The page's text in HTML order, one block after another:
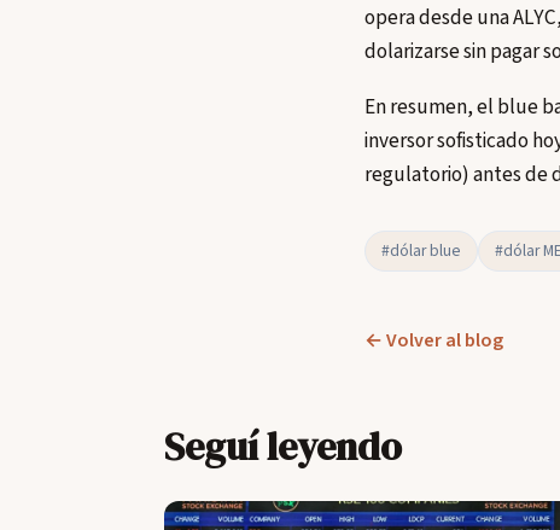
opera desde una
dolarizarse sin pagar
En resumen, el blue
inversor sofisticado
regulatorio) antes de
#dólar blue #dólar
← Volver al blog
Seguí leyendo